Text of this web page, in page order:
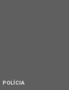
POLÍCIA